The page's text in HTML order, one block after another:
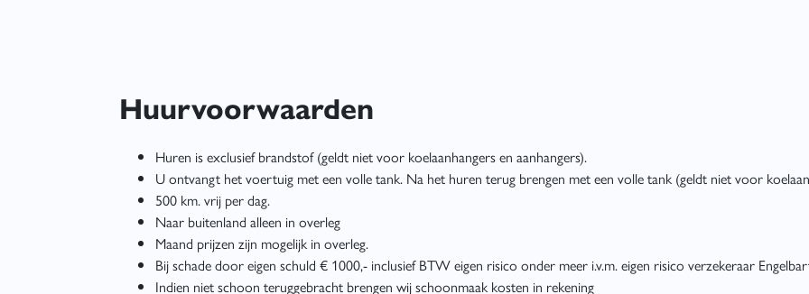
Huurvoorwaarden
Huren is exclusief brandstof (geldt niet voor koelaanhangers en aanhangers).
U ontvangt het voertuig met een volle tank. Na het huren terug brengen met een volle tank (geldt niet voor
500 km. vrij per dag.
Naar buitenland alleen in overleg
Maand prijzen zijn mogelijk in overleg.
Bij schade door eigen schuld € 1000,- inclusief BTW eigen risico onder meer i.v.m. eigen risico verzekeraar
Indien niet schoon teruggebracht brengen wij schoonmaak kosten in rekening